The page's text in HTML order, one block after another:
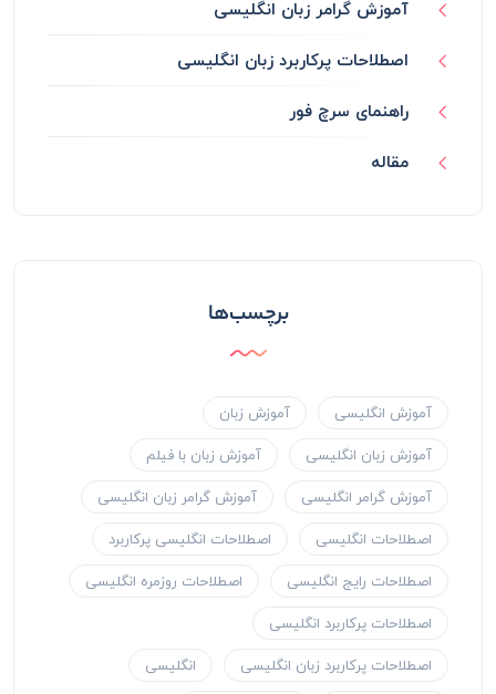
آموزش گرامر زبان انگلیسی
اصطلاحات پرکاربرد زبان انگلیسی
راهنمای سرچ فور
مقاله
برچسب‌ها
آموزش انگلیسی
آموزش زبان
آموزش زبان انگلیسی
آموزش زبان با فیلم
آموزش گرامر انگلیسی
آموزش گرامر زبان انگلیسی
اصطلاحات انگلیسی
اصطلاحات انگلیسی پرکاربرد
اصطلاحات رایج انگلیسی
اصطلاحات روزمره انگلیسی
اصطلاحات پرکاربرد انگلیسی
اصطلاحات پرکاربرد زبان انگلیسی
انگلیسی